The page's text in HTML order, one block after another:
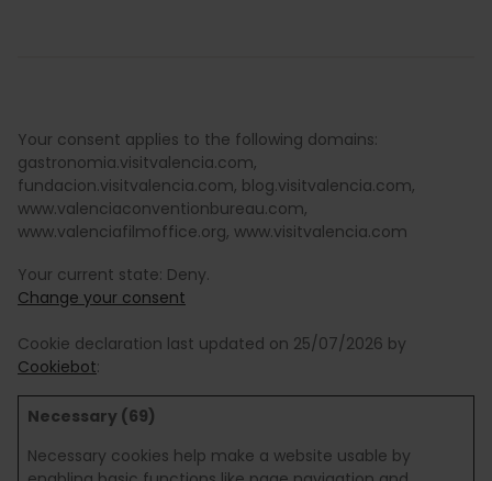
Your consent applies to the following domains:
gastronomia.visitvalencia.com,
fundacion.visitvalencia.com, blog.visitvalencia.com,
www.valenciaconventionbureau.com,
www.valenciafilmoffice.org, www.visitvalencia.com
Your current state: Deny.
Change your consent
Cookie declaration last updated on 25/07/2026 by
Cookiebot:
Necessary (69)
Necessary cookies help make a website usable by